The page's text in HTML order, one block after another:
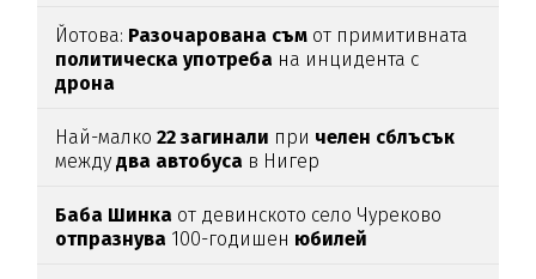
Йотова: Разочарована съм от примитивната
политическа употреба на инцидента с
дрона
Най-малко22 загинали при челен сблъсък
междудва автобуса в Нигер
Баба Шинка от девинското село Чуреково
отпразнува 100-годишен юбилей